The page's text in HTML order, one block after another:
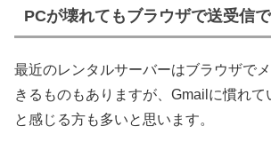
PCが壊れてもブラウザで送受信
最近のレンタルサーバーはブラウザで
きるものもありますが、Gmailに慣れて
と感じる方も多いと思います。